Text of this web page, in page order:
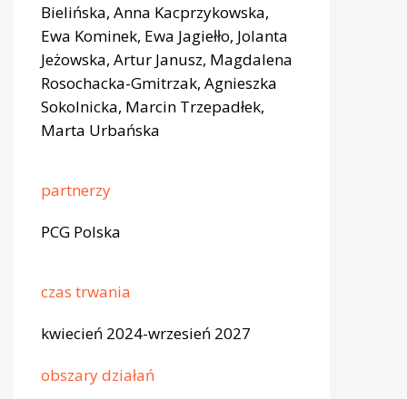
Bielińska, Anna Kacprzykowska,
Ewa Kominek, Ewa Jagiełło, Jolanta
Jeżowska, Artur Janusz, Magdalena
Rosochacka-Gmitrzak, Agnieszka
Sokolnicka, Marcin Trzepadłek,
Marta Urbańska
partnerzy
PCG Polska
czas trwania
kwiecień 2024-wrzesień 2027
obszary działań